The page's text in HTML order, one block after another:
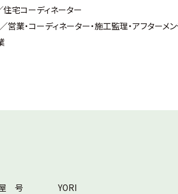
住宅コーディネーター
業・コーディネーター・施工監理・アフターメ
号 YORI